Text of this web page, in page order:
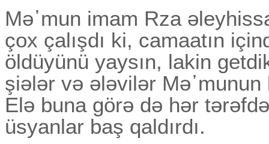
Mə᾽mun imam Rza
çox çalışdı ki, camaatın
öldüyünü yaysın, lakin
şiələr və ələvilər
Elə buna görə də hər
üsyanlar baş qaldırdı.